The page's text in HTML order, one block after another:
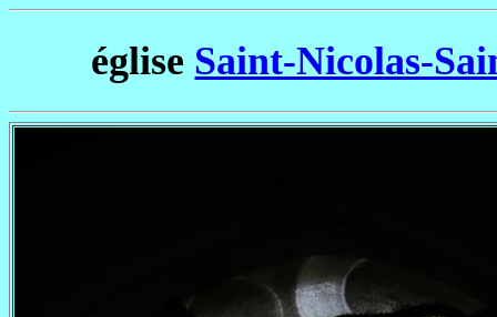
église Saint-Nicolas-